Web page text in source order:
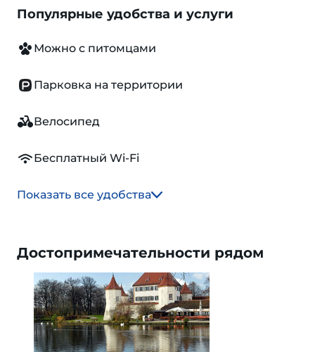
Популярные удобства и услуги
Можно с питомцами
Парковка на территории
Велосипед
Бесплатный Wi-Fi
Показать все удобства
Достопримечательности рядом